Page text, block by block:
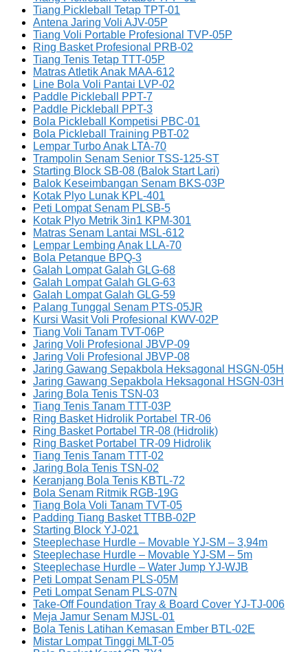
Tiang Pickleball Tetap TPT-01
Antena Jaring Voli AJV-05P
Tiang Voli Portable Profesional TVP-05P
Ring Basket Profesional PRB-02
Tiang Tenis Tetap TTT-05P
Matras Atletik Anak MAA-612
Line Bola Voli Pantai LVP-02
Paddle Pickleball PPT-7
Paddle Pickleball PPT-3
Bola Pickleball Kompetisi PBC-01
Bola Pickleball Training PBT-02
Lempar Turbo Anak LTA-70
Trampolin Senam Senior TSS-125-ST
Starting Block SB-08 (Balok Start Lari)
Balok Keseimbangan Senam BKS-03P
Kotak Plyo Lunak KPL-401
Peti Lompat Senam PLSB-5
Kotak Plyo Metrik 3in1 KPM-301
Matras Senam Lantai MSL-612
Lempar Lembing Anak LLA-70
Bola Petanque BPQ-3
Galah Lompat Galah GLG-68
Galah Lompat Galah GLG-63
Galah Lompat Galah GLG-59
Palang Tunggal Senam PTS-05JR
Kursi Wasit Voli Profesional KWV-02P
Tiang Voli Tanam TVT-06P
Jaring Voli Profesional JBVP-09
Jaring Voli Profesional JBVP-08
Jaring Gawang Sepakbola Heksagonal HSGN-05H
Jaring Gawang Sepakbola Heksagonal HSGN-03H
Jaring Bola Tenis TSN-03
Tiang Tenis Tanam TTT-03P
Ring Basket Hidrolik Portabel TR-06
Ring Basket Portabel TR-08 (Hidrolik)
Ring Basket Portabel TR-09 Hidrolik
Tiang Tenis Tanam TTT-02
Jaring Bola Tenis TSN-02
Keranjang Bola Tenis KBTL-72
Bola Senam Ritmik RGB-19G
Tiang Bola Voli Tanam TVT-05
Padding Tiang Basket TTBB-02P
Starting Block YJ-021
Steeplechase Hurdle – Movable YJ-SM – 3,94m
Steeplechase Hurdle – Movable YJ-SM – 5m
Steeplechase Hurdle – Water Jump YJ-WJB
Peti Lompat Senam PLS-05M
Peti Lompat Senam PLS-07N
Take-Off Foundation Tray & Board Cover YJ-TJ-006
Meja Jamur Senam MJSL-01
Bola Tenis Latihan Kemasan Ember BTL-02E
Mistar Lompat Tinggi MLT-05